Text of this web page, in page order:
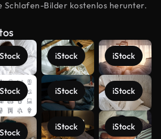
Bilder kostenlos herunter.
iStock
iStock
iStock
iStock
iStock
iStock